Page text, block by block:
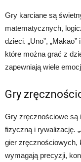
Gry karciane są
matematycznych,
dzieci. „Uno”,
które można grać z
zapewniają wiele
Gry
Gry zręcznościowe są
fizyczną i rywalizację.
gier zręcznościowych,
wymagają precyzji,